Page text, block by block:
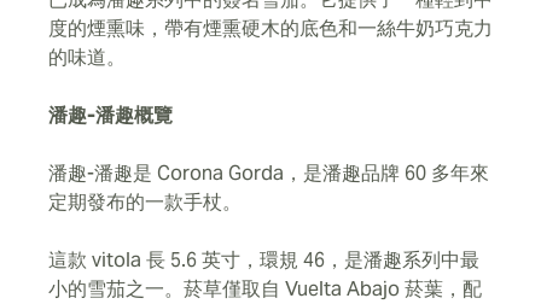
度的煙熏味，帶有煙熏硬木的底色和一絲牛奶巧克力
的味道。
潘趣-潘趣概覽
潘趣-潘趣是 Corona Gorda，是潘趣品牌 60 多年來
定期發布的一款手杖。
這款 vitola 長 5.6 英寸，環規 46，是潘趣系列中最
小的雪茄之一。菸草僅取自 Vuelta Abajo 菸葉，配